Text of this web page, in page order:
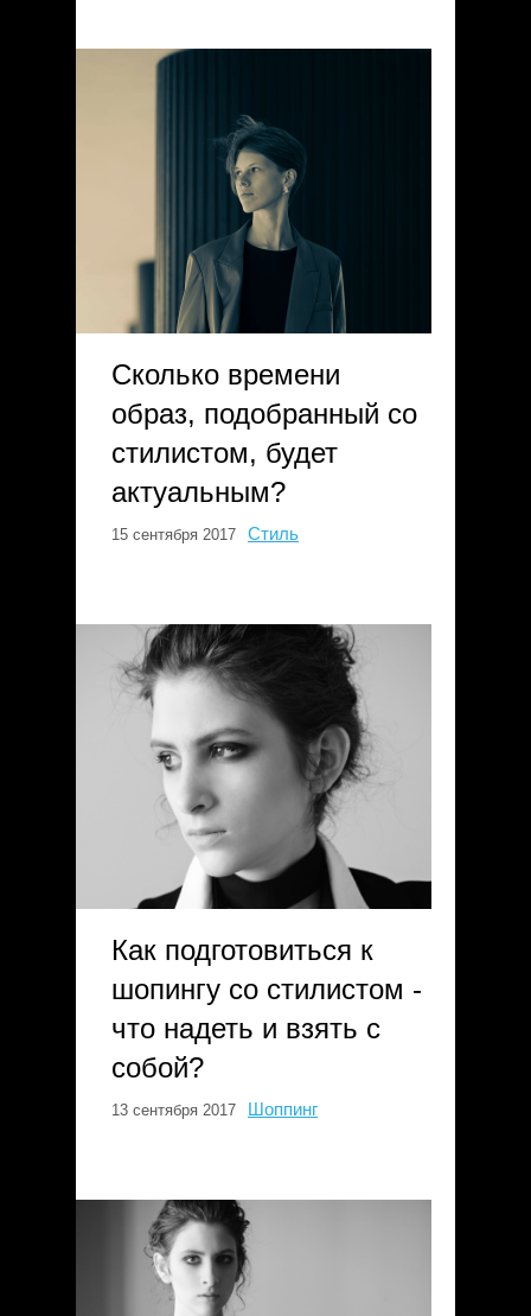
Сколько времени
образ, подобранный со
стилистом, будет
актуальным?
15 сентября 2017 Стиль
Как подготовиться к
шопингу со стилистом -
что надеть и взять с
собой?
13 сентября 2017 Шоппинг